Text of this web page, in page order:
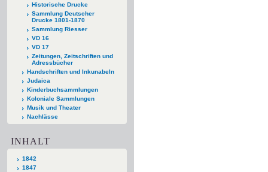
Historische Drucke
Sammlung Deutscher
Drucke 1801-1870
Sammlung Riesser
VD 16
VD 17
Zeitungen, Zeitschriften und
Adressbücher
Handschriften und Inkunabeln
Judaica
Kinderbuchsammlungen
Koloniale Sammlungen
Musik und Theater
Nachlässe
INHALT
1842
1847